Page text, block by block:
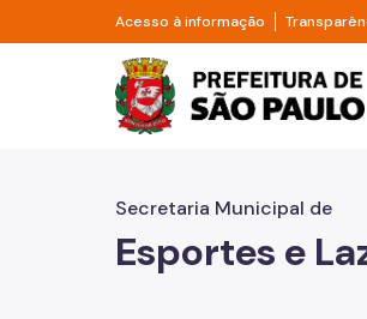
Pular para o Conteúdo principal
Acesso à informação Divisor de
Prefeitura
Secretaria Municipal de
Esportes e